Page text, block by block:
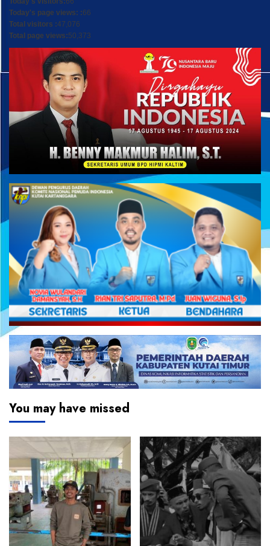
Today's page views: :66
Total visitors :47,076
Total page views:50,373
You may have missed